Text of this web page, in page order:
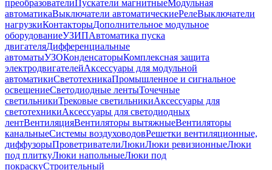
преобразователиПускатели магнитныеМодульная
автоматикаВыключатели автоматическиеРелеВыключатели
нагрузкиКонтакторыДополнительное модульное
оборудованиеУЗИПАвтоматика пуска
двигателяДифференциальные
автоматыУЗОКонденсаторыКомплексная защита
электродвигателейАксессуары для модульной
автоматикиСветотехникаПромышленное и сигнальное
освещениеСветодиодные лентыТочечные
светильникиТрековые светильникиАксессуары для
светотехникиАксессуары для светодиодных
лентВентиляцияВентиляторы вытяжныеВентиляторы
канальныеСистемы воздуховодовРешетки вентиляционные,
диффузорыПроветривателиЛюкиЛюки ревизионныеЛюки
под плиткуЛюки напольныеЛюки под
покраскуСтроительный